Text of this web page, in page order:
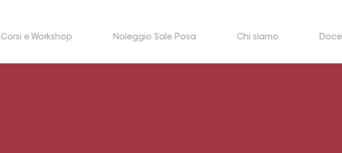
Corsi e Workshop Noleggio Sale Posa Chi siamo